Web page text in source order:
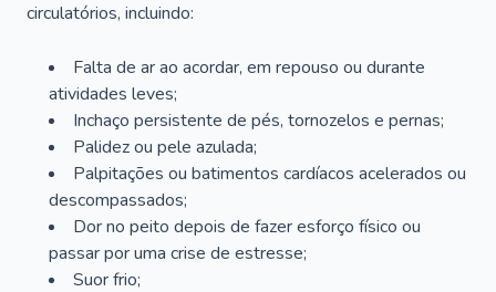
circulatórios, incluindo:
Falta de ar ao acordar, em repouso ou durante
atividades leves;
Inchaço persistente de pés, tornozelos e pernas;
Palidez ou pele azulada;
Palpitações ou batimentos cardíacos acelerados ou
descompassados;
Dor no peito depois de fazer esforço físico ou
passar por uma crise de estresse;
Suor frio;